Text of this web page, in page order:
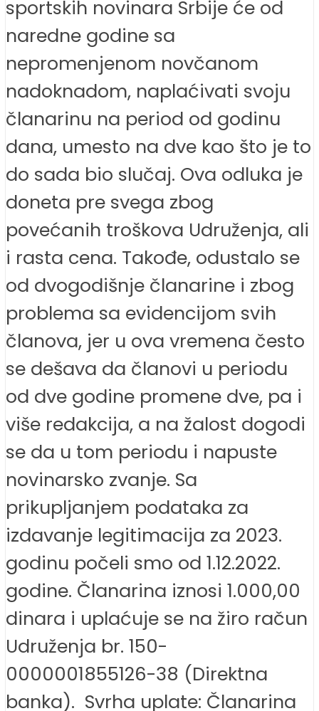
sportskih novinara Srbije će od
naredne godine sa
nepromenjenom novčanom
nadoknadom, naplaćivati svoju
članarinu na period od godinu
dana, umesto na dve kao što je to
do sada bio slučaj. Ova odluka je
doneta pre svega zbog
povećanih troškova Udruženja, ali
i rasta cena. Takođe, odustalo se
od dvogodišnje članarine i zbog
problema sa evidencijom svih
članova, jer u ova vremena često
se dešava da članovi u periodu
od dve godine promene dve, pa i
više redakcija, a na žalost dogodi
se da u tom periodu i napuste
novinarsko zvanje. Sa
prikupljanjem podataka za
izdavanje legitimacija za 2023.
godinu počeli smo od 1.12.2022.
godine. Članarina iznosi 1.000,00
dinara i uplaćuje se na žiro račun
Udruženja br. 150-
0000001855126-38 (Direktna
banka). Svrha uplate: Članarina